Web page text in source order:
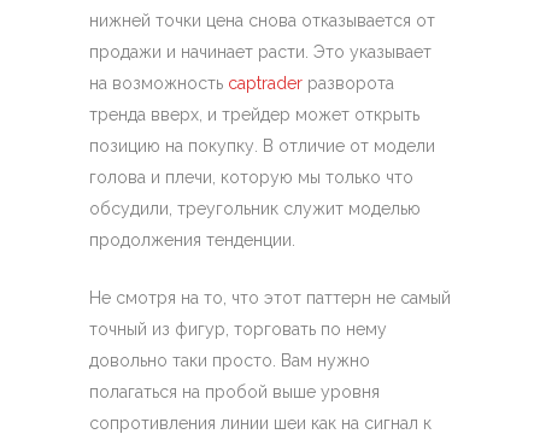
нижней точки цена снова отказывается от
продажи и начинает расти. Это указывает
на возможность captrader разворота
тренда вверх, и трейдер может открыть
позицию на покупку. В отличие от модели
голова и плечи, которую мы только что
обсудили, треугольник служит моделью
продолжения тенденции.
Не смотря на то, что этот паттерн не самый
точный из фигур, торговать по нему
довольно таки просто. Вам нужно
полагаться на пробой выше уровня
сопротивления линии шеи как на сигнал к